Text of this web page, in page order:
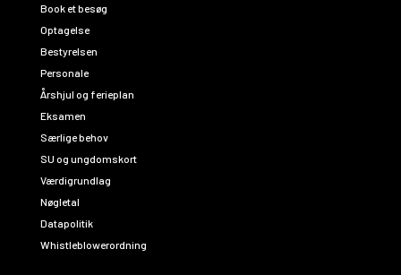
Book et besøg
Optagelse
Bestyrelsen
Personale
Årshjul og ferieplan
Eksamen
Særlige behov
SU og ungdomskort
Værdigrundlag
Nøgletal
Datapolitik
Whistleblowerordning